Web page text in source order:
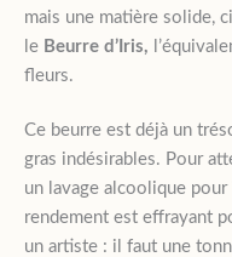
mais une matière solide,
le Beurre d’Iris,
fleurs.
Ce beurre est déjà un
gras indésirables. Pour
un lavage alcoolique pour
rendement est effrayant
un artiste : il faut une